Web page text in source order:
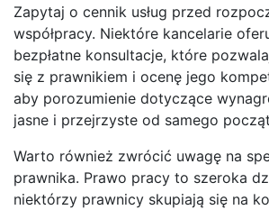
Zapytaj o cennik usług przed
współpracy. Niektóre kancelarie
bezpłatne konsultacje, które
się z prawnikiem i ocenę jego
aby porozumienie dotyczące
jasne i przejrzyste od samego
Warto również zwrócić uwagę na
prawnika. Prawo pracy to szeroka
niektórzy prawnicy skupiają się na